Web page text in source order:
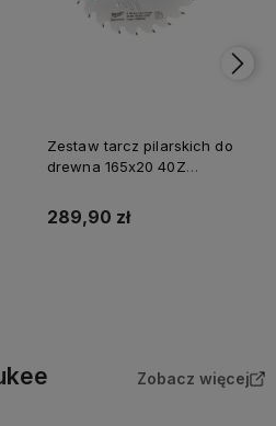
Zestaw tarcz pilarskich do
drewna 165x20 40Z
289,90 zł
Zobacz więcej